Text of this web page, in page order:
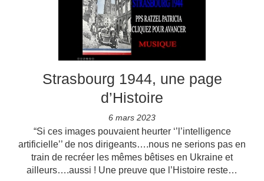
Strasbourg 1944, une page
d’Histoire
6 mars 2023
“Si ces images pouvaient heurter ‘’l’intelligence
artificielle’’ de nos dirigeants….nous ne serions pas en
train de recréer les mêmes bêtises en Ukraine et
ailleurs….aussi ! Une preuve que l’Histoire reste…